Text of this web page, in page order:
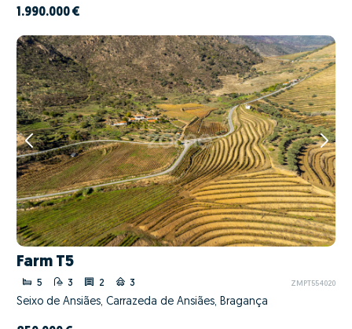
1.990.000 €
Farm T5
5 3 2 3 ZMPT554020
Seixo de Ansiães, Carrazeda de Ansiães, Bragança